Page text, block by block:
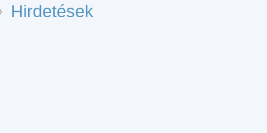
Hirdetések